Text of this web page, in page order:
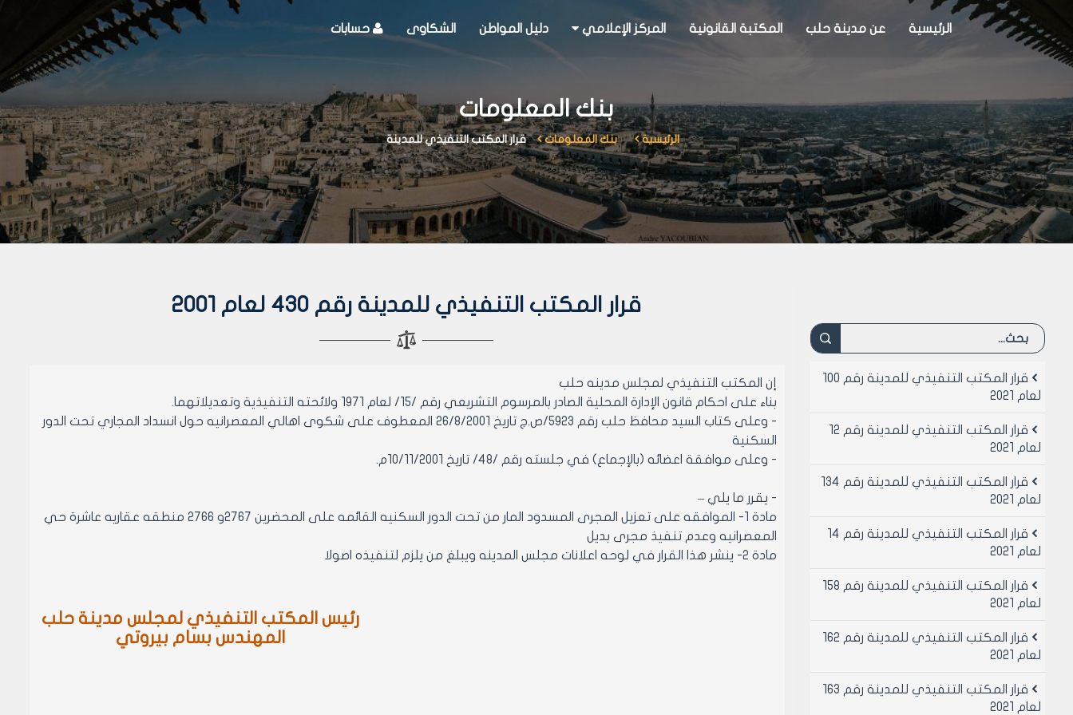
الرئيسية عن مدينة حلب المكتبة القانونية المركز الإعلامي دليل المواطن الشكاوى حسابات
بنك المعلومات
الرئيسية بنك المعلومات قرار المكتب التنفيذي للمدينة
قرار المكتب التنفيذي للمدينة رقم 430 لعام 2001
إن المكتب التنفيذي لمجلس مدينه حلب
بناء على احكام قانون الإدارة المحلية الصادر بالمرسوم التشريعي رقم /15/ لعام 1971 ولائحته التنفيذية وتعديلاتهما.
- وعلى كتاب السيد محافظ حلب رقم 5923/ص.ج تاريخ 26/8/2001 المعطوف على شكوى اهالي المعصرانيه حول انسداد المجاري تحت الدور
السكنية
- وعلى موافقة اعضائه (بالإجماع) في جلسته رقم /48/ تاريخ 10/11/2001م.
- يقرر ما يلي –
مادة 1- الموافقه على تعزيل المجرى المسدود المار من تحت الدور السكنيه القائمه على المحضرين 2767و 2766 منطقه عقاريه عاشرة حي
المعصرانيه وعدم تنفيذ مجرى بديل
مادة 2- ينشر هذا القرار في لوحه اعلانات مجلس المدينه ويبلغ من يلزم لتنفيذه اصولا
رئيس المكتب التنفيذي لمجلس مدينة حلب
المهندس بسام بيروتي
قرار المكتب التنفيذي للمدينة رقم 100
لعام 2021
قرار المكتب التنفيذي للمدينة رقم 12
لعام 2021
قرار المكتب التنفيذي للمدينة رقم 134
لعام 2021
قرار المكتب التنفيذي للمدينة رقم 14
لعام 2021
قرار المكتب التنفيذي للمدينة رقم 158
لعام 2021
قرار المكتب التنفيذي للمدينة رقم 162
لعام 2021
قرار المكتب التنفيذي للمدينة رقم 163
لعام 2021